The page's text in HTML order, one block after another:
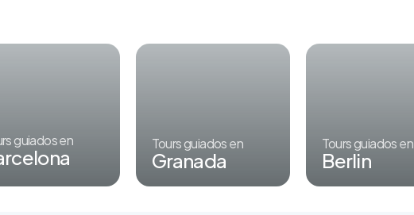
guiados en Tours guiados en
Granada
Tours guiados en
Berlin